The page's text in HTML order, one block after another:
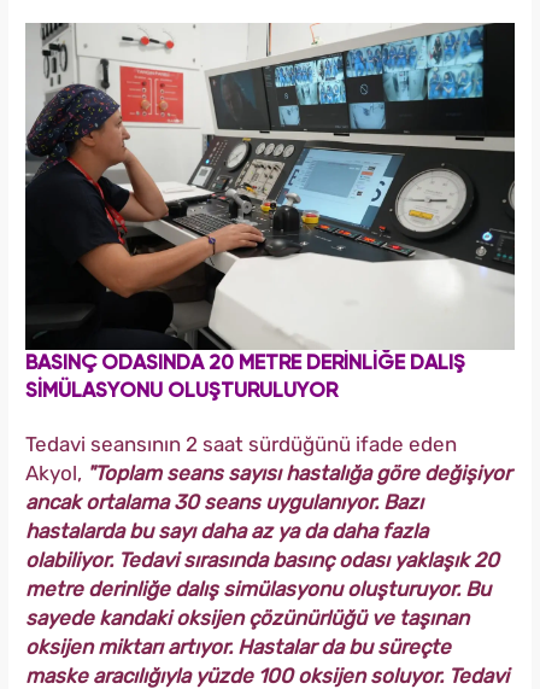
BASINÇ ODASINDA 20 METRE DERİNLİĞE DALIŞ
SİMÜLASYONU OLUŞTURULUYOR
Tedavi seansının 2 saat sürdüğünü ifade eden
Akyol, "Toplam seans sayısı hastalığa göre değişiyor
ancak ortalama 30 seans uygulanıyor. Bazı
hastalarda bu sayı daha az ya da daha fazla
olabiliyor. Tedavi sırasında basınç odası yaklaşık 20
metre derinliğe dalış simülasyonu oluşturuyor. Bu
sayede kandaki oksijen çözünürlüğü ve taşınan
oksijen miktarı artıyor. Hastalar da bu süreçte
maske aracılığıyla yüzde 100 oksijen soluyor. Tedavi